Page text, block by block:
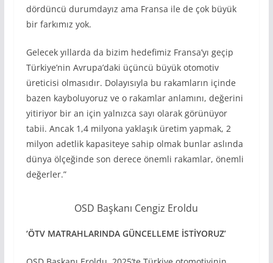
dördüncü durumdayız ama Fransa ile de çok büyük
bir farkımız yok.
Gelecek yıllarda da bizim hedefimiz Fransa’yı geçip
Türkiye’nin Avrupa’daki üçüncü büyük otomotiv
üreticisi olmasıdır. Dolayısıyla bu rakamların içinde
bazen kayboluyoruz ve o rakamlar anlamını, değerini
yitiriyor bir an için yalnızca sayı olarak görünüyor
tabii. Ancak 1,4 milyona yaklaşık üretim yapmak, 2
milyon adetlik kapasiteye sahip olmak bunlar aslında
dünya ölçeğinde son derece önemli rakamlar, önemli
değerler.”
OSD Başkanı Cengiz Eroldu
‘ÖTV MATRAHLARINDA GÜNCELLEME İSTİYORUZ’